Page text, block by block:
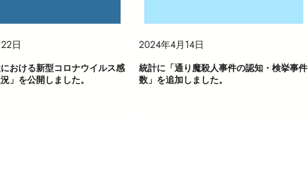
日
おける新型コロナウイルス感
」を公開しました。
2024年4月14日
統計に「通り魔殺人事件の認知・検挙事件
数」を追加しました。